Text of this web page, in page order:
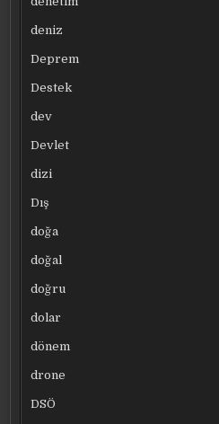
deniz
Deprem
Destek
dev
Devlet
dizi
Dış
doğa
doğal
doğru
dolar
dönem
drone
DSÖ